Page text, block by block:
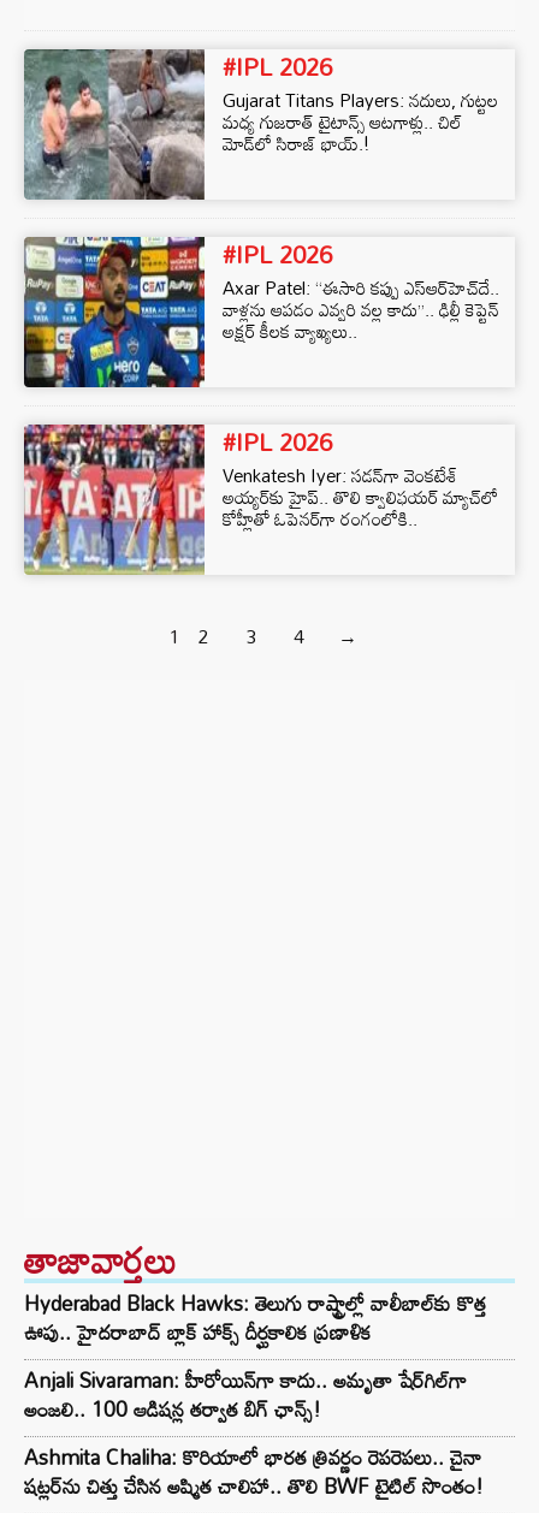
#IPL 2026
Gujarat Titans Players: నదులు, గుట్టల
మధ్య గుజరాత్ టైటాన్స్ ఆటగాళ్లు.. చిల్
మోడ్‌లో సిరాజ్ భాయ్.!
#IPL 2026
Axar Patel: “ఈసారి కప్పు ఎస్‌ఆర్‌హెచ్‌దే..
వాళ్లను ఆపడం ఎవ్వరి వల్ల కాదు”.. ఢిల్లీ కెప్టెన్
అక్షర్ కీలక వ్యాఖ్యలు..
#IPL 2026
Venkatesh Iyer: సడన్‌గా వెంకటేశ్
అయ్యర్‌కు హైప్.. తొలి క్వాలిఫయర్ మ్యాచ్‌లో
కోహ్లీతో ఓపెనర్‌గా రంగంలోకి..
1 2 3 4 →
తాజావార్తలు
Hyderabad Black Hawks: తెలుగు రాష్ట్రాల్లో వాలీబాల్‌కు కొత్త
ఊపు.. హైదరాబాద్ బ్లాక్ హాక్స్ దీర్ఘకాలిక ప్రణాళిక
Anjali Sivaraman: హీరోయిన్‌గా కాదు.. అమృతా షేర్‌గిల్‌గా
అంజలి.. 100 ఆడిషన్ల తర్వాత బిగ్ ఛాన్స్!
Ashmita Chaliha: కొరియాలో భారత త్రివర్ణం రెపరెపలు.. చైనా
షట్లర్‌ను చిత్తు చేసిన అష్మిత చాలిహా.. తొలి BWF టైటిల్ సొంతం!